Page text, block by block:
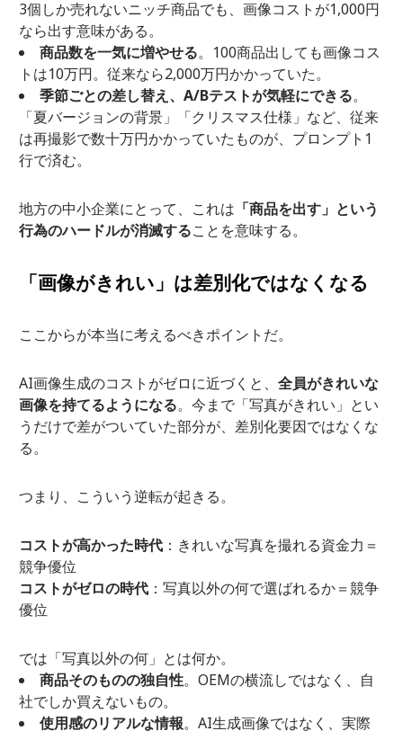
3個しか売れないニッチ商品でも、画像コストが1,000円
なら出す意味がある。
商品数を一気に増やせる。100商品出しても画像コス
トは10万円。従来なら2,000万円かかっていた。
季節ごとの差し替え、A/Bテストが気軽にできる。
「夏バージョンの背景」「クリスマス仕様」など、従来
は再撮影で数十万円かかっていたものが、プロンプト1
行で済む。
地方の中小企業にとって、これは 「商品を出す」という
行為のハードルが消滅することを意味する。
「画像がきれい」は差別化ではなくなる
ここからが本当に考えるべきポイントだ。
AI画像生成のコストがゼロに近づくと、 全員がきれいな
画像を持てるようになる。今まで「写真がきれい」とい
うだけで差がついていた部分が、差別化要因ではなくな
る。
つまり、こういう逆転が起きる。
コストが高かった時代：きれいな写真を撮れる資金力＝
競争優位
コストがゼロの時代：写真以外の何で選ばれるか＝競争
優位
では「写真以外の何」とは何か。
商品そのものの独自性。OEMの横流しではなく、自
社でしか買えないもの。
使用感のリアルな情報。AI生成画像ではなく、実際